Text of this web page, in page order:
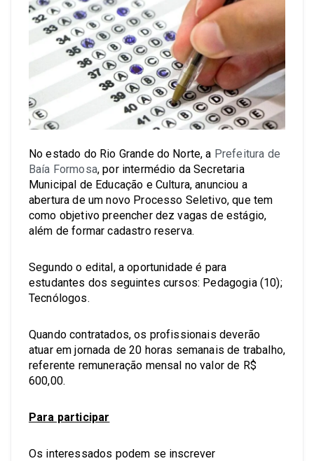
No estado do Rio Grande do Norte, a Prefeitura de
Baía Formosa, por intermédio da Secretaria
Municipal de Educação e Cultura, anunciou a
abertura de um novo Processo Seletivo, que tem
como objetivo preencher dez vagas de estágio,
além de formar cadastro reserva.
Segundo o edital, a oportunidade é para
estudantes dos seguintes cursos: Pedagogia (10);
Tecnólogos.
Quando contratados, os profissionais deverão
atuar em jornada de 20 horas semanais de trabalho,
referente remuneração mensal no valor de R$
600,00.
Para participar
Os interessados podem se inscrever